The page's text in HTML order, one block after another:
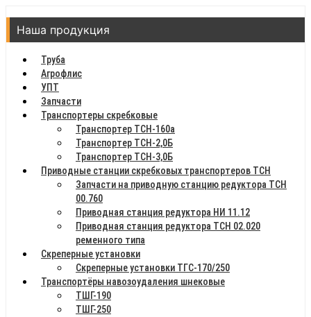
Наша продукция
Труба
Агрофлис
УПТ
Запчасти
Транспортеры скребковые
Транспортер ТСН-160а
Транспортер ТСН-2,0Б
Транспортер ТСН-3,0Б
Приводные станции скребковых транспортеров ТСН
Запчасти на приводную станцию редуктора ТСН
00.760
Приводная станция редуктора НИ 11.12
Приводная станция редуктора ТСН 02.020
ременного типа
Скреперные установки
Скреперные установки ТГС-170/250
Транспортёры навозоудаления шнековые
ТШГ-190
ТШГ-250